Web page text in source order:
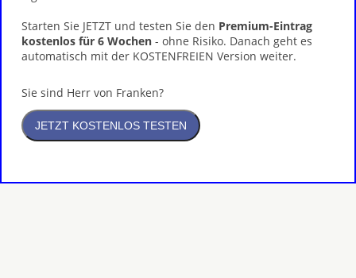
Starten Sie JETZT und testen Sie den Premium-Eintrag
kostenlos für 6 Wochen - ohne Risiko. Danach geht es
automatisch mit der KOSTENFREIEN Version weiter.
Sie sind Herr von Franken?